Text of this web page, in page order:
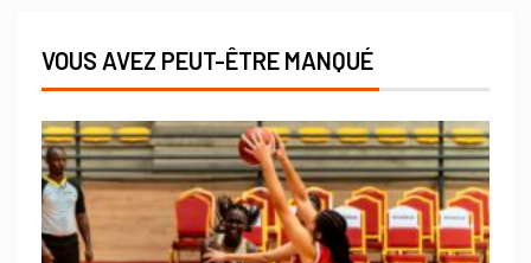
VOUS AVEZ PEUT-ÊTRE MANQUÉ